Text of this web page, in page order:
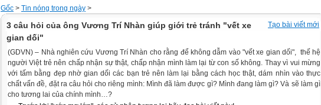
Gốc > Tin nóng trong ngày >
Tạo bài viết mới
3 câu hỏi của ông Vương Trí Nhàn giúp giới trẻ tránh "vết xe
gian dối"
(GDVN) – Nhà nghiên cứu Vương Trí Nhàn cho rằng để không dẫm vào "vết xe gian dối", thế hệ
người Việt trẻ nên chấp nhận sự thật, chấp nhận mình làm lại từ con số không. Thay vì vui mừng
với tấm bằng đẹp nhờ gian dối các bạn trẻ nên làm lại bằng cách học thật, dám nhìn vào thực
chất vấn đề, đặt ra câu hỏi cho riêng mình: Mình đã làm được gì? Mình đang làm gì? Và sẽ làm gì
cho tương lai của chính mình…?